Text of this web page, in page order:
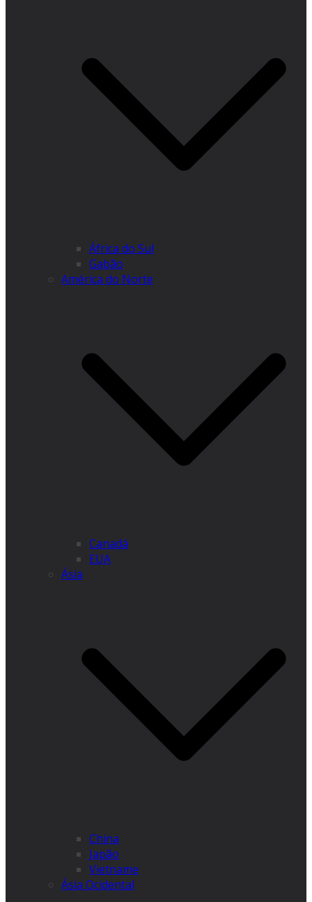
África do Sul
Gabão
América do Norte
Canadá
EUA
Ásia
China
Japão
Vietname
Ásia Ocidental